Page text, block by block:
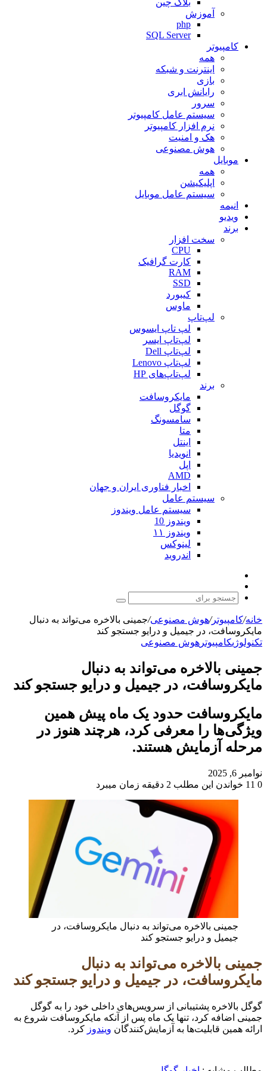
بلاک چین
آموزش
php
SQL Server
کامپیوتر
همه
اینترنت و شبکه
بازی
رایانش ابری
سرور
سیستم عامل کامپیوتر
نرم افزار کامپیوتر
هک و امنیت
هوش مصنوعی
موبایل
همه
اپلیکیشن
سیستم عامل موبایل
انیمه
ویدیو
برند
سخت افزار
CPU
کارت گرافیک
RAM
SSD
کیبورد
ماوس
لپ‌تاپ
لپ تاپ ایسوس
لپ‌تاپ ایسر
لپ‌تاپ Dell
لپ‌تاپ Lenovo
لپ‌تاپ‌های HP
برند
مایکروسافت
گوگل
سامسونگ
متا
اینتل
انویدیا
اپل
AMD
اخبار فناوری ایران و جهان
سیستم عامل
سیستم عامل ویندوز
ویندوز 10
ویندوز ۱۱
لینوکس
اندروید
پوسته
جستجو
برای
خانه/کامپیوتر/هوش مصنوعی/جمینی بالاخره می‌تواند به دنبال
مایکروسافت، در جیمیل و درایو جستجو کند
تکنولوژیکامپیوتر هوش مصنوعی
جمینی بالاخره می‌تواند به دنبال
مایکروسافت، در جیمیل و درایو جستجو کند
مایکروسافت حدود یک ماه پیش همین
ویژگی‌ها را معرفی کرد، هرچند هنوز در
مرحله آزمایش هستند.
نوامبر 6, 2025
0
خواندن این مطلب 2 دقیقه زمان میبرد
جمینی بالاخره می‌تواند به دنبال مایکروسافت، در
جیمیل و درایو جستجو کند
جمینی بالاخره می‌تواند به دنبال
مایکروسافت، در جیمیل و درایو جستجو کند
گوگل بالاخره پشتیبانی از سرویس‌های داخلی خود را به گوگل
جمینی اضافه کرد، تنها یک ماه پس از آنکه مایکروسافت شروع به
ارائه همین قابلیت‌ها به آزمایش‌کنندگان ویندوز کرد.